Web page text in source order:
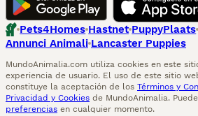
Pets4Homes Hastnet PuppyPlaats
Annunci Animali Lancaster Puppies
MundoAnimalia.com utiliza cookies en este
experiencia de usuario. El uso de este sitio
constituye la aceptación de los Términos y
Privacidad y Cookies de MundoAnimalia.
preferencias en cualquier momento.